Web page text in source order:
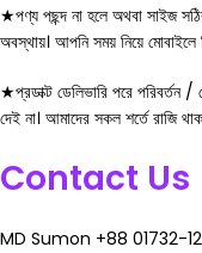
★পণ্য পছন্দ না হলে অথবা সাইজ
অবস্থায়। আপনি সময় নিয়ে মোবাইলে
★প্রডাক্ট ডেলিভারি পরে পরিবর্তন /
দেই না। আমাদের সকল শর্তে রাজি
Contact Us
MD Sumon +88 01732-